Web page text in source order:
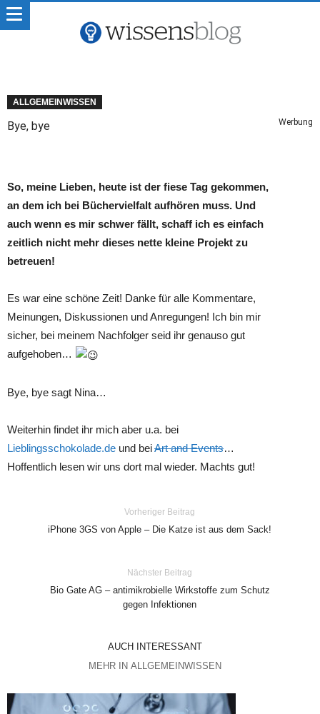
ALLGEMEINWISSEN
Bye, bye Werbung
So, meine Lieben, heute ist der fiese Tag gekommen,
an dem ich bei Büchervielfalt aufhören muss. Und
auch wenn es mir schwer fällt, schaff ich es einfach
zeitlich nicht mehr dieses nette kleine Projekt zu
betreuen!
Es war eine schöne Zeit! Danke für alle Kommentare,
Meinungen, Diskussionen und Anregungen! Ich bin mir
sicher, bei meinem Nachfolger seid ihr genauso gut
aufgehoben…
Bye, bye sagt Nina…
Weiterhin findet ihr mich aber u.a. bei
Lieblingsschokolade.de und beiArt and Events…
Hoffentlich lesen wir uns dort mal wieder. Machts gut!
Vorheriger Beitrag
iPhone 3GS von Apple – Die Katze ist aus dem Sack!
Nächster Beitrag
Bio Gate AG – antimikrobielle Wirkstoffe zum Schutz
gegen Infektionen
AUCH INTERESSANT
MEHR IN ALLGEMEINWISSEN